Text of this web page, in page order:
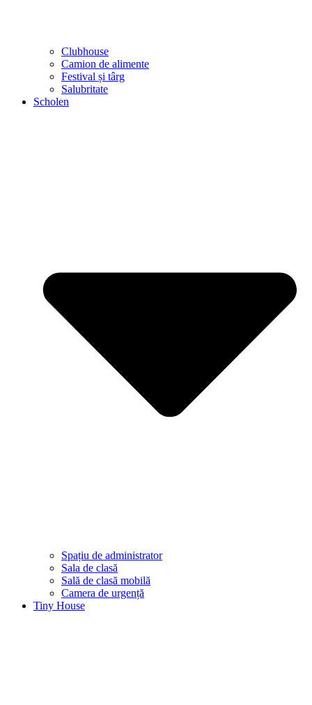
Clubhouse
Camion de alimente
Festival și târg
Salubritate
Scholen
Spațiu de administrator
Sala de clasă
Sală de clasă mobilă
Camera de urgență
Tiny House